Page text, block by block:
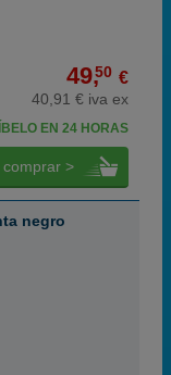
49,50 €
40,91 € iva ex
EN 24 HORAS
comprar >
negro